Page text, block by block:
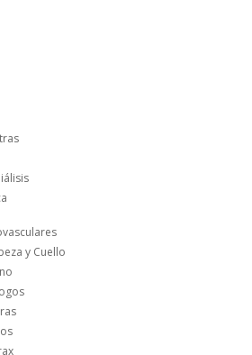
y Cuello